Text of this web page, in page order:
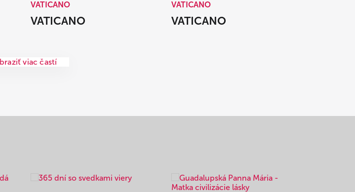
VATICANO
VATICANO
VATICANO
VATICANO
viac častí